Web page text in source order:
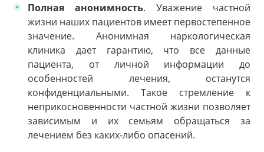
Полная анонимность. Уважение частной
жизни наших пациентов имеет первостепенное
значение. Анонимная наркологическая
клиника дает гарантию, что все данные
пациента, от личной информации до
особенностей лечения, останутся
конфиденциальными. Такое стремление к
неприкосновенности частной жизни позволяет
зависимым и их семьям обращаться за
лечением без каких-либо опасений.